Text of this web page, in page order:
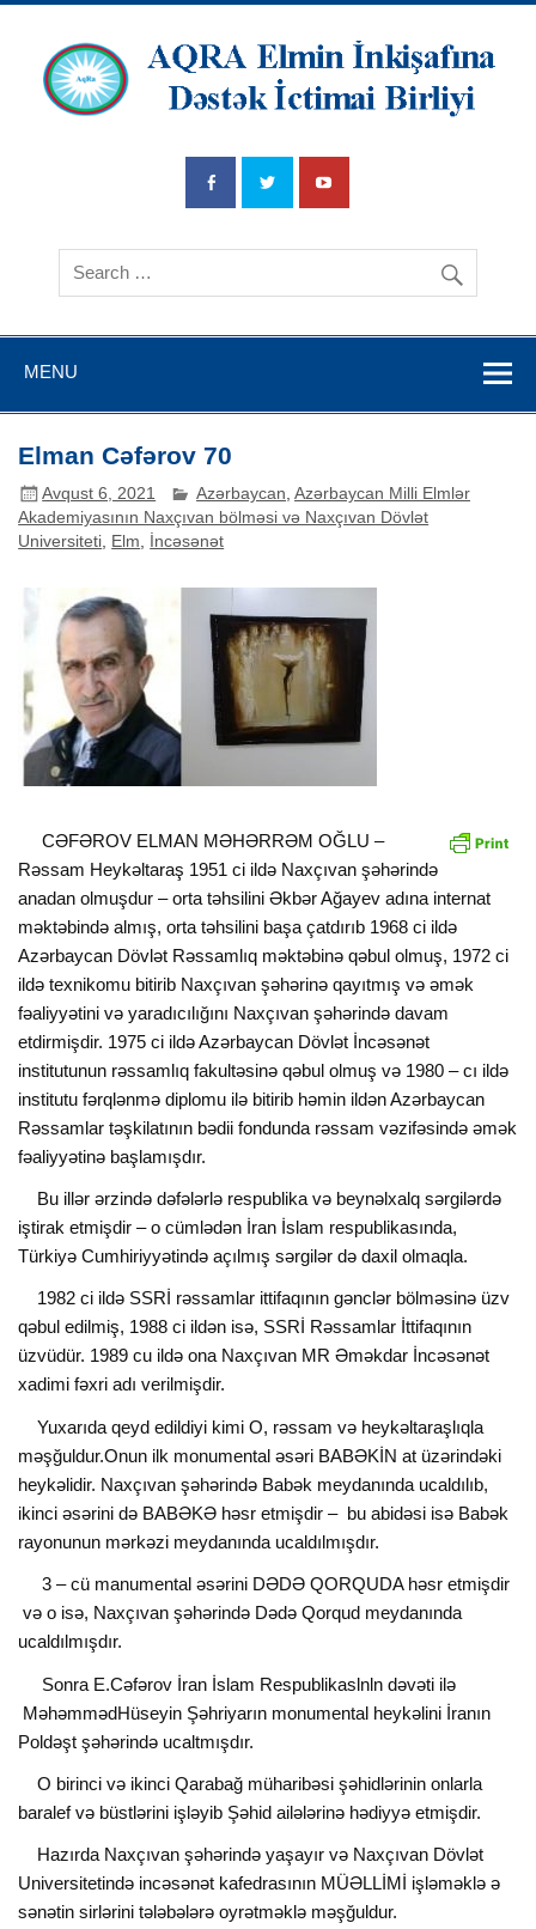
İnkişafına
Dətsək İctimai
Birliyi
MENU
Elman Cəfərov 70
Avqust 6, 2021 Azərbaycan ,Azərbaycan Milli Elmlər
Akademiyasının Naxçıvan bölməsi və Naxçıvan Dövlət
Universiteti
Elm İncəsənət
CƏFƏROV ELMAN MƏHƏRRƏM OĞLU –
Rəssam Heykəltaraş 1951 ci ildə Naxçıvan şəhərində
anadan olmuşdur – orta təhsilini Əkbər Ağayev adına internat
məktəbində almış, orta təhsilini başa çatdırıb 1968 ci ildə
Azərbaycan Dövlət Rəssamlıq məktəbinə qəbul olmuş, 1972 ci
ildə texnikomu bitirib Naxçıvan şəhərinə qayıtmış və əmək
fəaliyyətini və yaradıcılığını Naxçıvan şəhərində davam
etdirmişdir. 1975 ci ildə Azərbaycan Dövlət İncəsənət
institutunun rəssamlıq fakultəsinə qəbul olmuş və 1980 – cı ildə
institutu fərqlənmə diplomu ilə bitirib həmin ildən Azərbaycan
Rəssamlar təşkilatının bədii fondunda rəssam vəzifəsində əmək
fəaliyyətinə başlamışdır.
Bu illər ərzində dəfələrlə respublika və beynəlxalq sərgilərdə
iştirak etmişdir – o cümlədən İran İslam respublikasında,
Türkiyə Cumhiriyyətində açılmış sərgilər də daxil olmaqla.
1982 ci ildə SSRİ rəssamlar ittifaqının gənclər bölməsinə üzv
qəbul edilmiş, 1988 ci ildən isə, SSRİ Rəssamlar İttifaqının
üzvüdür. 1989 cu ildə ona Naxçıvan MR Əməkdar İncəsənət
xadimi fəxri adı verilmişdir.
Yuxarıda qeyd edildiyi kimi O, rəssam və heykəltaraşlıqla
məşğuldur.Onun ilk monumental əsəri BABƏKİN at üzərindəki
heykəlidir. Naxçıvan şəhərində Babək meydanında ucaldılıb,
ikinci əsərini də BABƏKƏ həsr etmişdir – bu abidəsi isə Babək
rayonunun mərkəzi meydanında ucaldılmışdır.
3 – cü manumental əsərini DƏDƏ QORQUDA həsr etmişdir
və o isə, Naxçıvan şəhərində Dədə Qorqud meydanında
ucaldılmışdır.
Sonra E.Cəfərov İran İslam Respublikaslnln dəvəti ilə
MəhəmmədHüseyin Şəhriyarın monumental heykəlini İranın
Poldəşt şəhərində ucaltmışdır.
O birinci və ikinci Qarabağ müharibəsi şəhidlərinin onlarla
baralef və büstlərini işləyib Şəhid ailələrinə hədiyyə etmişdir.
Hazırda Naxçıvan şəhərində yaşayır və Naxçıvan Dövlət
Universitetində incəsənət kafedrasının MÜƏLLİMİ işləməklə ə
sənətin sirlərini tələbələrə oyrətməklə məşğuldur.